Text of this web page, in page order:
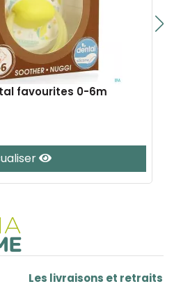
favourites 0-6m
Les livraisons et retraits